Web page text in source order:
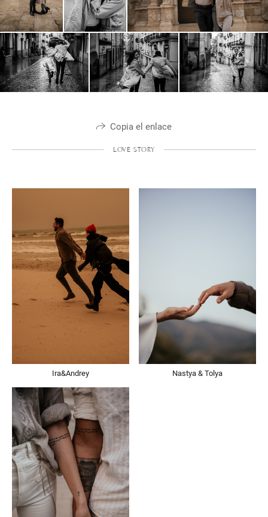
Copia el enlace
LOVE STORY
Ira&Andrey Nastya & Tolya